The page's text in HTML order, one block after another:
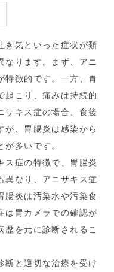
き気といった症状が類
なります。まず、アニ
特徴的です。一方、胃
起こり、痛みは持続的
サキス症の場合、食後
が、胃腸炎は感染から
多いです。
ス症の特徴で、胃腸炎
異なり、アニサキス症
腸炎は汚染水や汚染食
は胃カメラでの確認が
歴を元に診断されるこ
断と適切な治療を受け